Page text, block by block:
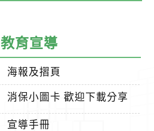
教育宣導
海報及摺頁
消保小圖卡 歡迎下載分享
宣導手冊